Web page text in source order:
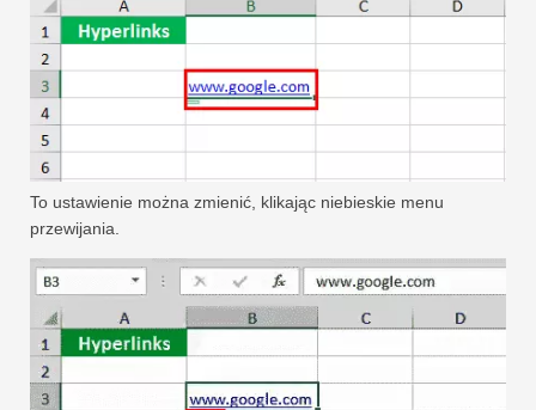
To ustawienie można zmienić, klikając niebieskie menu
przewijania.